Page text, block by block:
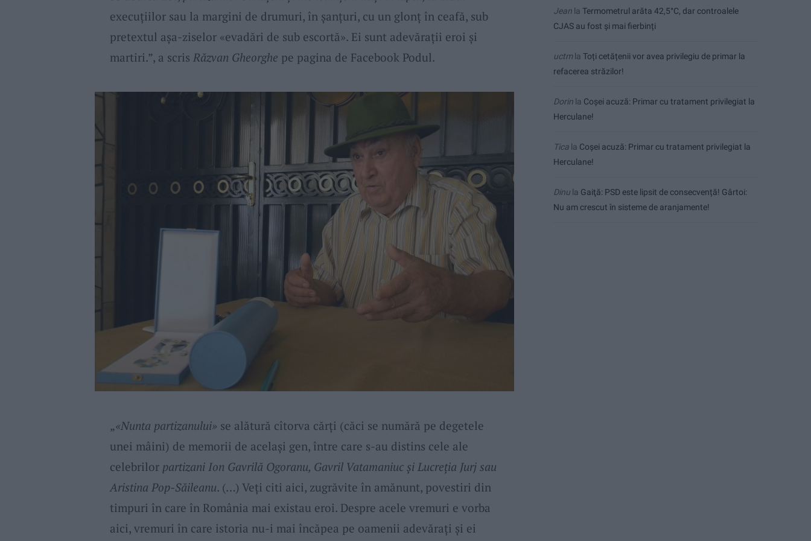
execuțiilor sau la margini de drumuri, în șanțuri, cu un glonț în ceafă, sub
pretextul așa-ziselor «evadări de sub escortă». Ei sunt adevărații eroi și
martiri.”, a scris Răzvan Gheorghe pe pagina de Facebook Podul.
„«Nunta partizanului» se alătură cîtorva cărți (căci se numără pe degetele
unei mâini) de memorii de același gen, între care s-au distins cele ale
celebrilor partizani Ion Gavrilă Ogoranu, Gavril Vatamaniuc și Lucreția Jurj sau
Aristina Pop-Săileanu. (…) Veți citi aici, zugrăvite în amănunt, povestiri din
timpuri în care în România mai existau eroi. Despre acele vremuri e vorba
aici, vremuri în care istoria nu-i mai încăpea pe oamenii adevărați și ei
Jean la Termometrul arăta 42,5°C, dar controalele
CJAS au fost și mai fierbinți
uctmla Toți cetățenii vor avea privilegiu de primar la
refacerea străzilor!
Dorin la Coșei acuză: Primar cu tratament privilegiat la
Herculane!
Tica la Coșei acuză: Primar cu tratament privilegiat la
Herculane!
Dinu la Gaiţă: PSD este lipsit de consecvență! Gârtoi:
Nu am crescut în sisteme de aranjamente!